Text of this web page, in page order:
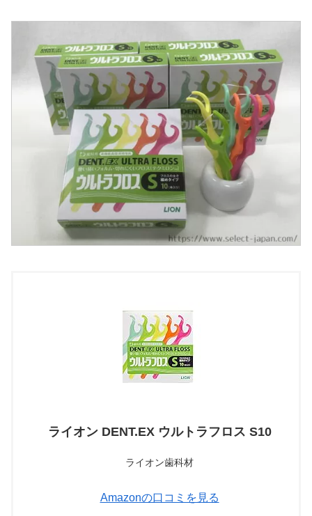
ライオン DENT.EX ウルトラフロス S10
ライオン歯科材
Amazonの口コミを見る